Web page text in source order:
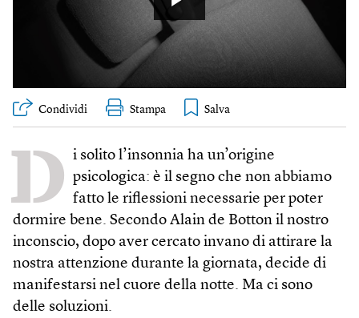
Condividi Stampa
D i solito l’insonnia ha un’origine
psicologica: è il segno che non abbiamo
fatto le riflessioni necessarie per poter
dormire bene. Secondo Alain de Botton il nostro
inconscio, dopo aver cercato invano di attirare la
nostra attenzione durante la giornata, decide di
manifestarsi nel cuore della notte. Ma ci sono
delle soluzioni.